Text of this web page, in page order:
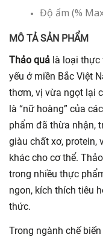
Độ ẩm (%
MÔ TẢ SẢN PHẨM
Thảo quả là loại thực
yếu ở miền Bắc Việt
thơm, vị vừa ngọt lại
là “nữ hoàng” của
phẩm đã thừa nhận,
giàu chất xơ, protein,
khác cho cơ thể.
trong nhiều thực
ngon, kích thích tiêu
thức.
Trong ngành chế